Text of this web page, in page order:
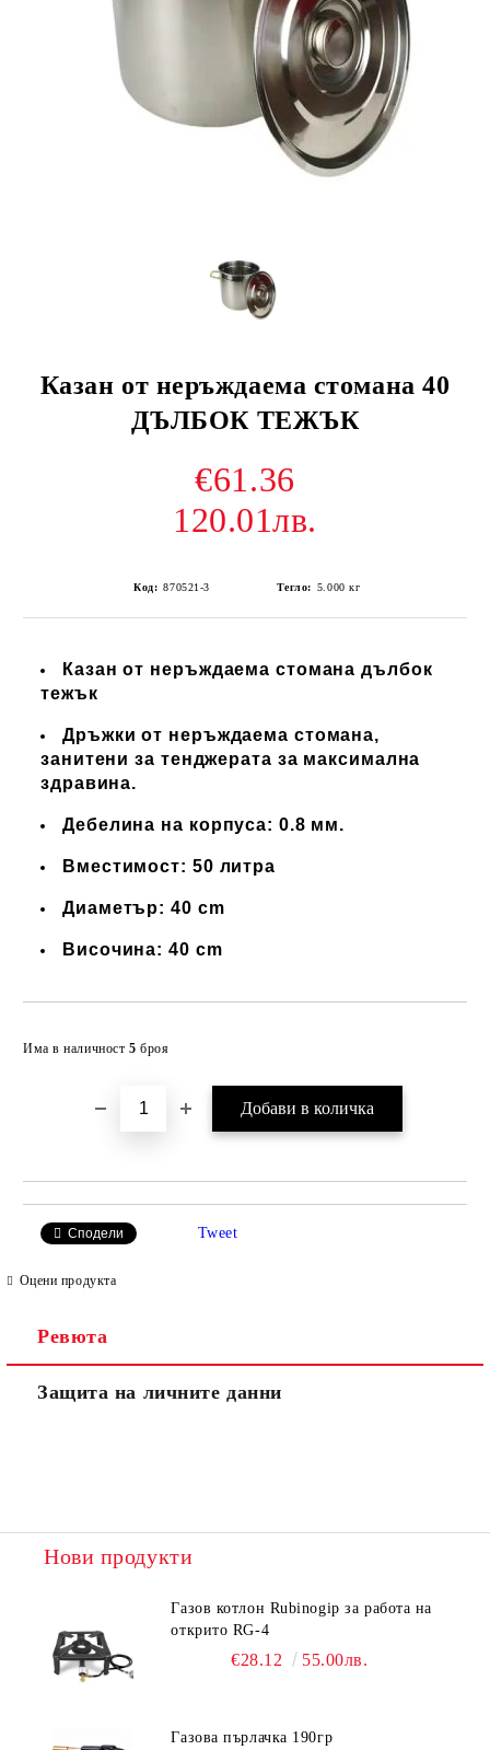
Казан от неръждаема стомана 40
ДЪЛБОК ТЕЖЪК
€61.36
120.01лв.
Код: 870521-3 Тегло: 5.000 кг
Казан от неръждаема стомана дълбок
тежък
Дръжки от неръждаема стомана,
занитени за тенджерата за максимална
здравина.
Дебелина на корпуса: 0.8 мм.
Вместимост: 50 литра
Диаметър: 40 cm
Височина: 40 cm
Има в наличност 5 броя
Сподели Tweet
Оцени продукта
Ревюта
Защита на личните данни
Нови продукти
Газов котлон Rubinogip за работа на
открито RG-4
€28.12 55.00лв.
Газова пърлачка 190гр